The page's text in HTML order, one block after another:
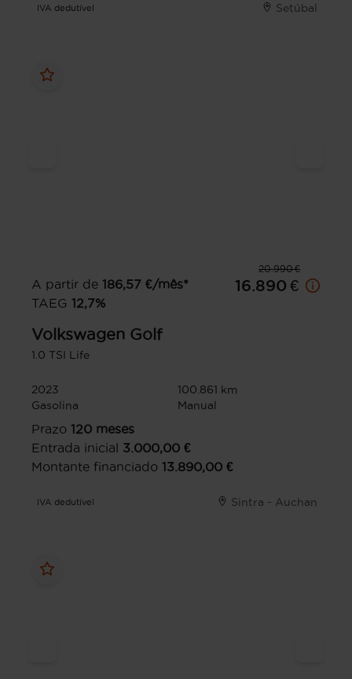
IVA dedutível Setúbal
20.990 €
A partir de 186,57 €/mês*
TAEG 12,7%
16.890 €
Volkswagen Golf
1.0 TSI Life
2023
100.861 km
Gasolina
Manual
Prazo 120 meses
Entrada inicial
3.000,00 €
Montante financiado 13.890,00 €
IVA dedutível Sintra - Auchan